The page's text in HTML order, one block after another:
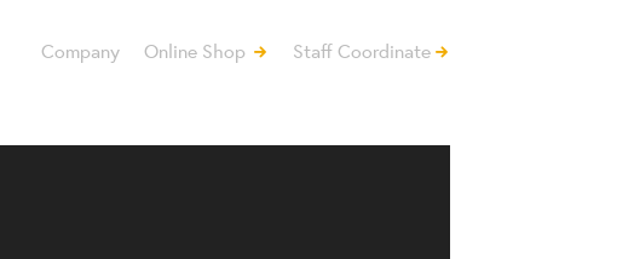
Company Online Shop Staff Coordinate